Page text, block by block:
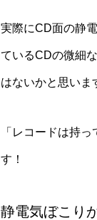
実際にCD面の静
ているCDの微細
はないかと思いま
「レコードは持
す！
静電気ぼこり